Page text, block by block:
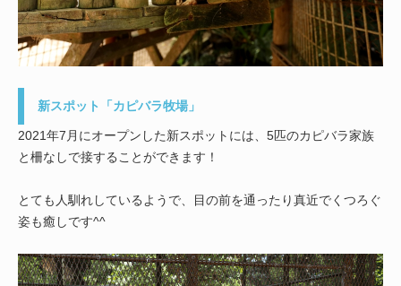
新スポット「カピバラ牧場」
2021年7月にオープンした新スポットには、5匹のカピバラ家族
と柵なしで接することができます！
とても人馴れしているようで、目の前を通ったり真近でくつろぐ
姿も癒しです^^